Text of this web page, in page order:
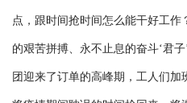
点，跟时间抢时间怎么能干好工作
的艰苦拼搏、永不止息的奋斗‘君
团迎来了订单的高峰期，工人们